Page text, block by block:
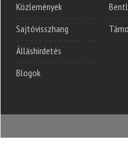
Közlemények
Sajtóvisszhang
Álláshirdetés
Blogok